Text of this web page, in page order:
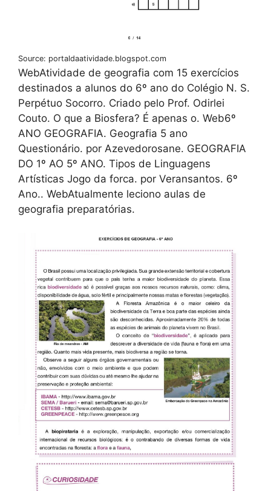
Source: portaldaatividade.blogspot.com
WebAtividade de geografia com 15 exercícios
destinados a alunos do 6º ano do Colégio N. S.
Perpétuo Socorro. Criado pelo Prof. Odirlei
Couto. O que a Biosfera? É apenas o. Web6º
ANO GEOGRAFIA. Geografia 5 ano
Questionário. por Azevedorosane. GEOGRAFIA
DO 1º AO 5º ANO. Tipos de Linguagens
Artísticas Jogo da forca. por Veransantos. 6º
Ano.. WebAtualmente leciono aulas de
geografia preparatórias.